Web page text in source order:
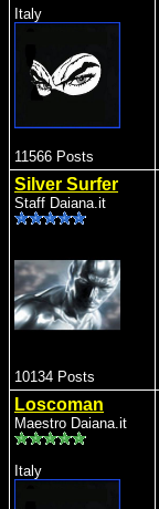
Italy
11566 Posts
Silver Surfer
Staff Daiana.it
10134 Posts
Loscoman
Maestro Daiana.it
Italy